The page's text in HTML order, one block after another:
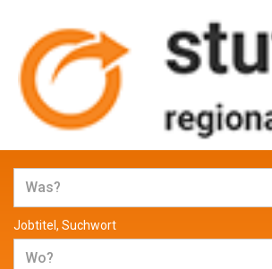
Jobs und Stellenangebote in
Stuttgart
Jobtitel, Suchwort